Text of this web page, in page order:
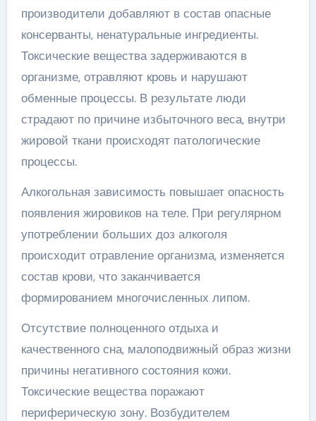
производители добавляют в состав опасные
консерванты, ненатуральные ингредиенты.
Токсические вещества задерживаются в
организме, отравляют кровь и нарушают
обменные процессы. В результате люди
страдают по причине избыточного веса, внутри
жировой ткани происходят патологические
процессы.
Алкогольная зависимость повышает опасность
появления жировиков на теле. При регулярном
употреблении больших доз алкоголя
происходит отравление организма, изменяется
состав крови, что заканчивается
формированием многочисленных липом.
Отсутствие полноценного отдыха и
качественного сна, малоподвижный образ жизни
причины негативного состояния кожи.
Токсические вещества поражают
периферическую зону. Возбудителем